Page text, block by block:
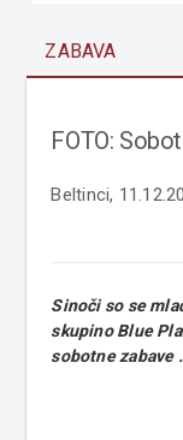
ZABAVA
FOTO:
Beltinci,
Sinoči so se
skupino Blue
sobotne zabave